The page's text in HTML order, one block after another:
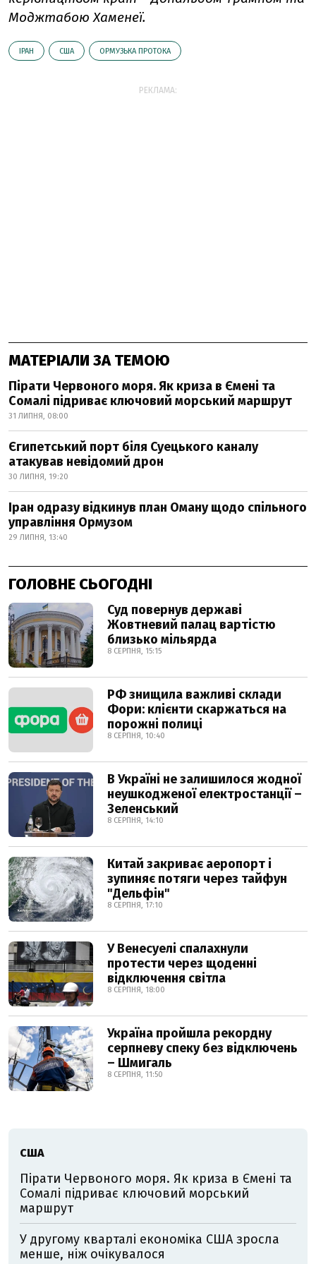
Моджтабою Хаменеї.
ІРАН США ОРМУЗЬКА ПРОТОКА
РЕКЛАМА:
МАТЕРІАЛИ ЗА ТЕМОЮ
Пірати Червоного моря. Як криза в Ємені та
Сомалі підриває ключовий морський маршрут
31 ЛИПНЯ, 08:00
Єгипетський порт біля Суецького каналу
атакував невідомий дрон
30 ЛИПНЯ, 19:20
Іран одразу відкинув план Оману щодо спільного
управління Ормузом
29 ЛИПНЯ, 13:40
ГОЛОВНЕ СЬОГОДНІ
Суд повернув державі
Жовтневий палац вартістю
близько мільярда
8 СЕРПНЯ, 15:15
РФ знищила важливі склади
Фори: клієнти скаржаться на
порожні полиці
8 СЕРПНЯ, 10:40
В Україні не залишилося жодної
неушкодженої електростанції –
Зеленський
8 СЕРПНЯ, 14:10
Китай закриває аеропорт і
зупиняє потяги через тайфун
"Дельфін"
8 СЕРПНЯ, 17:10
У Венесуелі спалахнули
протести через щоденні
відключення світла
8 СЕРПНЯ, 18:00
Україна пройшла рекордну
серпневу спеку без відключень
– Шмигаль
8 СЕРПНЯ, 11:50
США
Пірати Червоного моря. Як криза в Ємені та
Сомалі підриває ключовий морський
маршрут
У другому кварталі економіка США зросла
менше, ніж очікувалося